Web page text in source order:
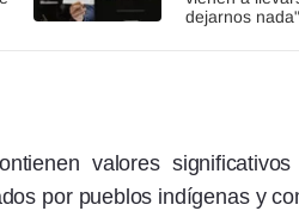
dejarnos nada"
valores significativos
por pueblos indígenas y